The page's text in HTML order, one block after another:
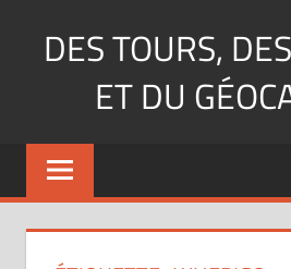
DES TOURS,
ET DU
Blog
généraliste
au